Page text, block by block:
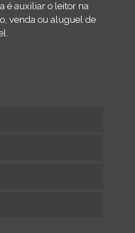
é auxiliar o leitor na
venda ou aluguel de